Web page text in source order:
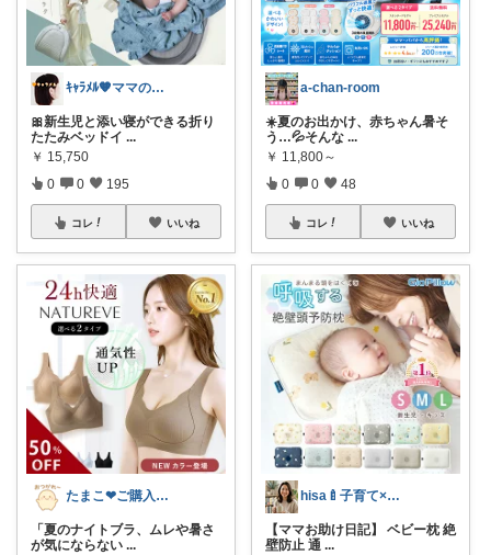
ｷｬﾗﾒﾙ🧡ママのかわいい×ラク育児✼
🎀新生児と添い寝ができる折り
たたみベッドイ ...
￥ 15,750
0 0 195
コレ いいね
たまこ❤ご購入感謝！
「夏のナイトブラ、ムレや暑さ
が気にならない ...
a-chan-room
☀️夏のお出かけ、赤ちゃん暑そ
う…💦そんな ...
￥ 11,800～
0 0 48
コレ いいね
hisa🍼子育て×大人可愛いお気に入り
【ママお助け日記】 ベビー枕 絶
壁防止 通 ...